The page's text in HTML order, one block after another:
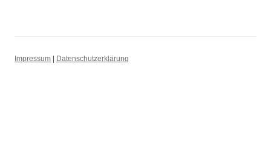
Impressum Datenschutzerklärung